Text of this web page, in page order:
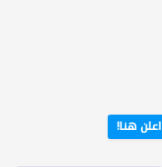
اعلن هنا!